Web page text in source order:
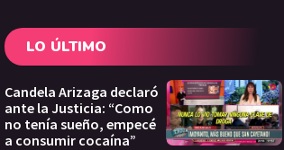
LO ÚLTIMO
Candela Arizaga declaró
ante la Justicia: “Como
no tenía sueño, empecé
a consumir cocaína”